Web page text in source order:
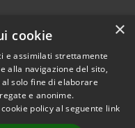
© 2026 • Comune di
×
cookie
e assimilati strettamente
alla navigazione del sito,
solo fine di elaborare
e anonime.
policy al seguente link